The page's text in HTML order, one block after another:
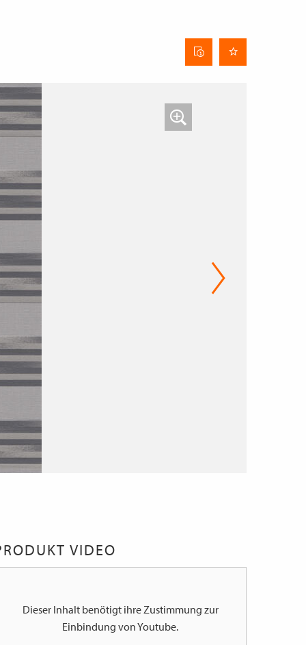
Behangdatenblatt
VIDEO
Dieser Inhalt benötigt ihre Zustimmung zur
Einbindung vonYoutube.